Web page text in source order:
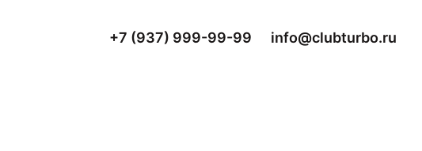
+7 (937) 999-99-99 info@clubturbo.ru